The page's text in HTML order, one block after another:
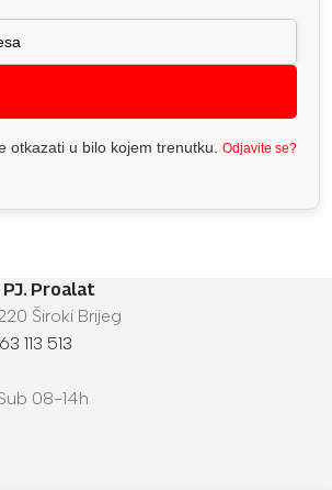
otkazati u bilo kojem trenutku. Odjavite se?
Proalat
Široki Brijeg
113 513
08-14h